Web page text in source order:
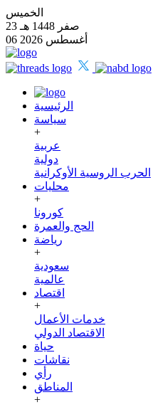
الخميس
23 صفر 1448 هـ
06 أغسطس 2026
الرئيسية
سياسة
+
عربية
دولية
الحرب الروسية الأوكرانية
محليات
+
كورونا
الحج والعمرة
رياضة
+
سعودية
عالمية
اقتصاد
+
خدمات الأعمال
الاقتصاد الدولي
حياة
نقاشات
رأي
المناطق
+